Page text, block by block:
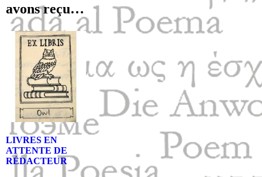
avons reçu…
LIVRES EN
ATTENTE DE
RÉDACTEUR